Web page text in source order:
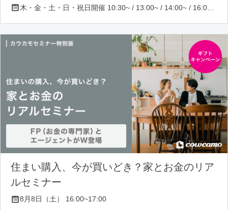
住まい購入、今が買いどき？家とお金のリア
ルセミナー
8月8日（土） 16:00~17:00